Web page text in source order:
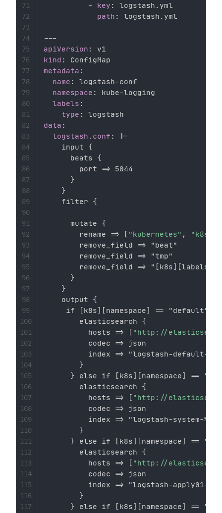
-
key :
logstash.yml
path : logstash.yml
---
apiVersion :
kind :
metadata :
name : logstash-conf
namespace : kube-logging
labels :
type :
data :
logstash.conf : |-
    input
{
      beats
{
        port =
> 5044
}
}
    filter
{
      mutate
{
        rename =
> [ "kubernetes" , "k8s"
        remove_field =
> "beat"
        remove_field =
> "tmp"
        remove_field =
> " [k8s] [labels
}
}
    output
{
     if
[k8s] [namespace] == "default"
        elasticsearch
{
          hosts =
> [ "http://
          codec =
> json
          index =
> "logstash-default-
}
} else if [k8s] [namespace]
==
        elasticsearch
{
          hosts =
> [ "http://
          codec =
> json
          index =
> "logstash-system-%
}
} else if [k8s] [namespace]
==
        elasticsearch
{
          hosts =
> [ "http://
          codec =
> json
          index =
> "logstash-apply01-
}
} else if [k8s] [namespace] ==
71
72
73
74
75
76
77
78
79
80
81
82
83
84
85
86
87
88
89
90
91
92
93
94
95
96
97
98
99
100
101
102
103
104
105
106
107
108
109
110
111
112
113
114
115
116
117